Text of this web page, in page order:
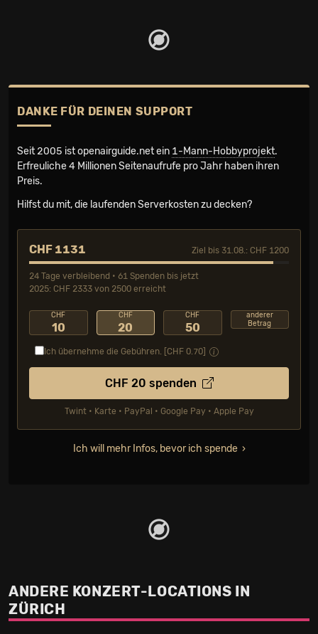
DANKE FÜR DEINEN SUPPORT
Seit 2005 ist openairguide.net ein 1-Mann-Hobbyprojekt.
Erfreuliche 4 Millionen Seiten­aufrufe pro Jahr haben ihren
Preis.
Hilfst du mit, die laufenden Serverkosten zu decken?
CHF 1131 Ziel bis 31.08.: CHF 1200
24 Tage verbleibend • 61 Spenden bis jetzt
2025: CHF 2333 von 2500 erreicht
CHF
10
CHF
20
CHF
50
anderer
Betrag
Ich übernehme die Gebühren. [CHF 0.70
CHF 20 spenden
Twint • Karte • PayPal • Google Pay • Apple Pay
Ich will mehr Infos, bevor ich spende
ANDERE KONZERT-LOCATIONS IN
ZÜRICH